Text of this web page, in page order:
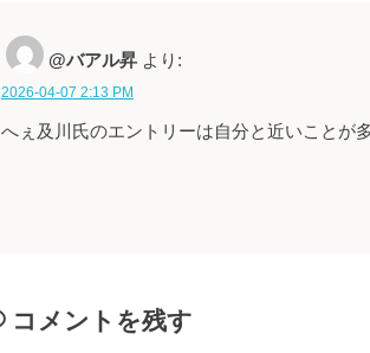
@バアル昇 より:
2026-04-07 2:13 PM
へぇ及川氏のエントリーは自分と近いことが
コメントを残す